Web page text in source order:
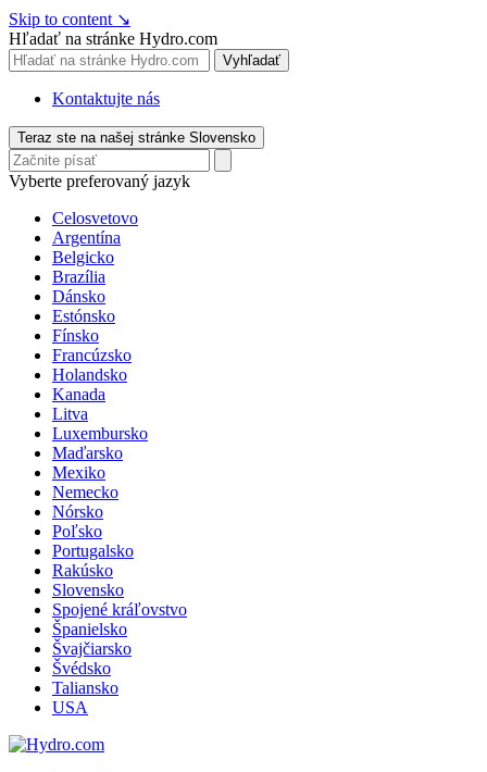
Skip to content ↘
Hľadať na stránke Hydro.com
Vyhľadať
Kontaktujte nás
Teraz ste na našej stránke Slovensko
Vyberte preferovaný jazyk
Celosvetovo
Argentína
Belgicko
Brazília
Dánsko
Estónsko
Fínsko
Francúzsko
Holandsko
Kanada
Litva
Luxembursko
Maďarsko
Mexiko
Nemecko
Nórsko
Poľsko
Portugalsko
Rakúsko
Slovensko
Spojené kráľovstvo
Španielsko
Švajčiarsko
Švédsko
Taliansko
USA